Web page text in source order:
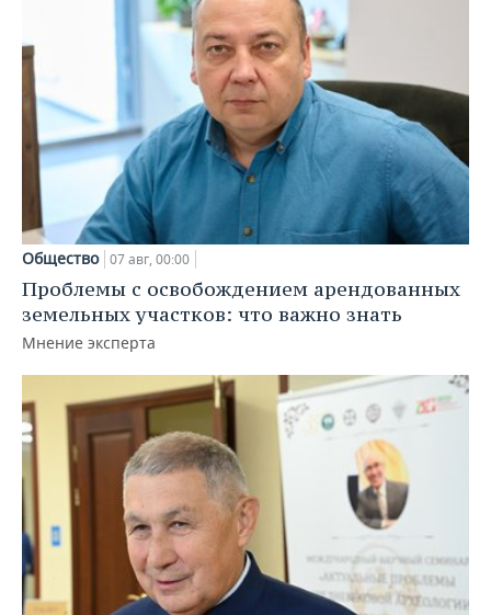
Общество 07 авг, 00:00
Проблемы с освобождением арендованных
земельных участков: что важно знать
Мнение эксперта